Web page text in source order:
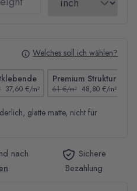
Welches soll ich wählen?
37,60 €/m²
Premium Struktur
61 €/m² 48,80 €/m²
glatte matte, nicht für
nach
Sichere
Bezahlung